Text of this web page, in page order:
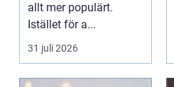
allt mer populärt.
Istället för a...
31 juli 2026